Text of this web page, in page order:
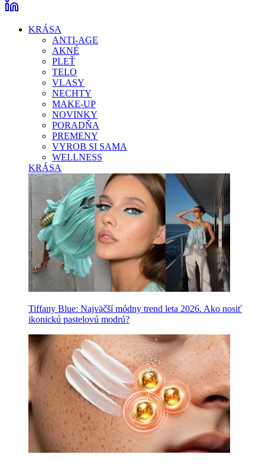
KRÁSA
ANTI-AGE
AKNÉ
PLEŤ
TELO
VLASY
NECHTY
MAKE-UP
NOVINKY
PORADŇA
PREMENY
VYROB SI SAMA
WELLNESS
KRÁSA
Tiffany Blue: Najväčší módny trend leta 2026. Ako nosiť
ikonickú pastelovú modrú?